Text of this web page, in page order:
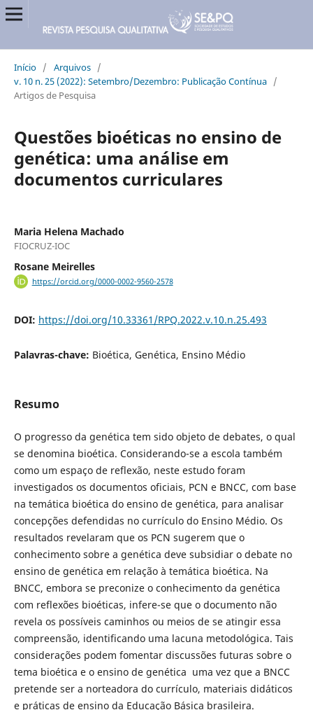
Início / Arquivos /
v. 10 n. 25 (2022): Setembro/Dezembro: Publicação Contínua /
Artigos de Pesquisa
Questões bioéticas no ensino de
genética: uma análise em
documentos curriculares
Maria Helena Machado
FIOCRUZ-IOC
Rosane Meirelles
https://orcid.org/0000-0002-9560-2578
DOI: https://doi.org/10.33361/RPQ.2022.v.10.n.25.493
Palavras-chave: Bioética, Genética, Ensino Médio
Resumo
O progresso da genética tem sido objeto de debates, o qual
se denomina bioética. Considerando-se a escola também
como um espaço de reflexão, neste estudo foram
investigados os documentos oficiais, PCN e BNCC, com base
na temática bioética do ensino de genética, para analisar
concepções defendidas no currículo do Ensino Médio. Os
resultados revelaram que os PCN sugerem que o
conhecimento sobre a genética deve subsidiar o debate no
ensino de genética em relação à temática bioética. Na
BNCC, embora se preconize o conhecimento da genética
com reflexões bioéticas, infere-se que o documento não
revela os possíveis caminhos ou meios de se atingir essa
compreensão, identificando uma lacuna metodológica. Tais
considerações podem fomentar discussões futuras sobre o
tema bioética e o ensino de genética uma vez que a BNCC
pretende ser a norteadora do currículo, materiais didáticos
e práticas de ensino da Educação Básica brasileira.­­